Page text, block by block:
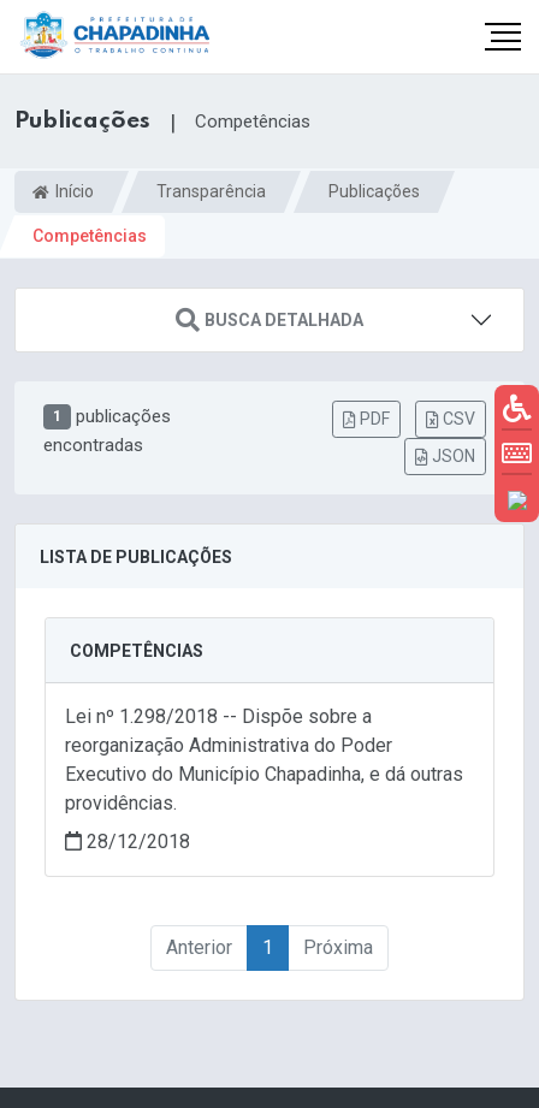
Publicações | Competências
Início Transparência Publicações
Competências
BUSCA DETALHADA
1
publicações
encontradas
PDF
CSV
JSON
LISTA DE PUBLICAÇÕES
COMPETÊNCIAS
Lei nº 1.298/2018 -- Dispõe sobre a
reorganização Administrativa do Poder
Executivo do Município Chapadinha, e dá outras
providências.
28/12/2018
Anterior 1 Próxima